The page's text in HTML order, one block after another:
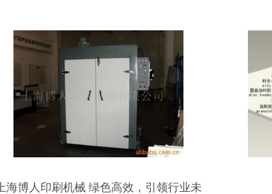
上海博人印刷机械 绿色高效，引领行业未